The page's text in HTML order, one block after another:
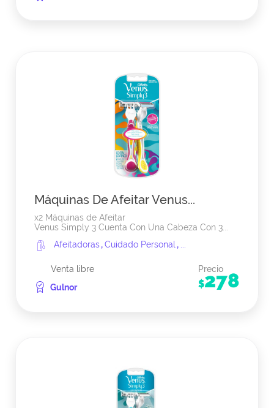
Máquinas De Afeitar Venus...
x2 Máquinas de Afeitar
Venus Simply 3 Cuenta Con Una Cabeza Con 3...
Afeitadoras,Cuidado Personal,
Venta libre
Gulnor
Precio
$278